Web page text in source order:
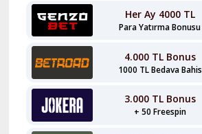
Her Ay 4000 TL
Para Yatırma Bonusu
4.000 TL Bonus
1000 TL Bedava Bahis
3.000 TL Bonus
+ 50 Freespin